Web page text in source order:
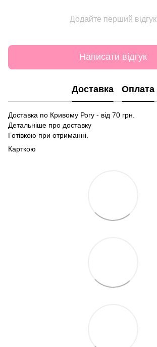
Додайте перший відгук
Написати відгук
Доставка Оплата
Доставка по Кривому Рогу - від 70 грн.
Детальніше про доставку
Готівкою при отриманні.
Карткою